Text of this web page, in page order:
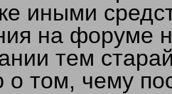
иными
на форуме
тем
том, чему